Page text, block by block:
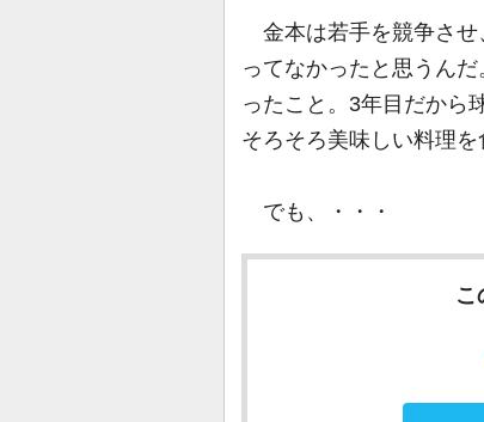
金本は若手を競争させ
ってなかったと思うん
ったこと。3年目だから
そろそろ美味しい料理を
でも、・・・
こ